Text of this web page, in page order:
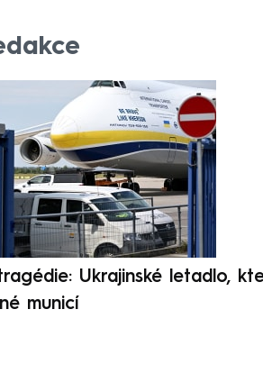
Ukrajinské letadlo,
municí